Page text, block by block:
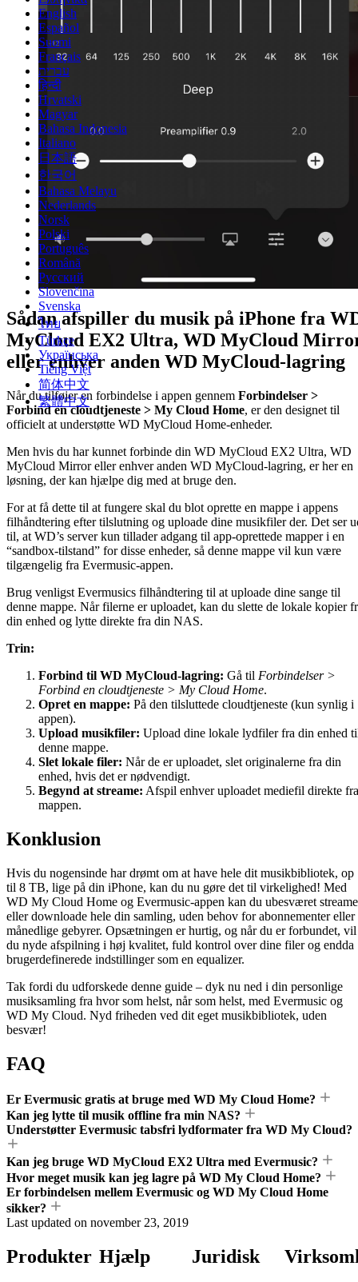
English
Español
Suomi
Français
עברית
हिन्दी
Hrvatski
Magyar
Bahasa Indonesia
Italiano
日本語
한국어
Bahasa Melayu
Nederlands
Norsk
Polski
Português
Română
Русский
Slovenčina
Svenska
ไทย
Türkçe
Українська
Tiếng Việt
简体中文
繁體中文
Sådan afspiller du musik på iPhone fra
MyCloud EX2 Ultra, WD MyCloud
eller enhver anden WD MyCloud-lagring
Når du tilføjer en forbindelse i appen gennem Forbindelser >
Forbind en cloudtjeneste > My Cloud Home, er den designet til
officielt at understøtte WD MyCloud Home-enheder.
Men hvis du har kunnet forbinde din WD MyCloud EX2 Ultra, WD
MyCloud Mirror eller enhver anden WD MyCloud-lagring, er her en
løsning, der kan hjælpe dig med at bruge den.
For at få dette til at fungere skal du blot oprette en mappe i appens
filhåndtering efter tilslutning og uploade dine musikfiler der. Det ser
til, at WD’s server kun tillader adgang til app-oprettede mapper i en
“sandbox-tilstand” for disse enheder, så denne mappe vil kun være
tilgængelig fra Evermusic-appen.
Brug venligst Evermusics filhåndtering til at uploade dine sange til
denne mappe. Når filerne er uploadet, kan du slette de lokale kopier
din enhed og lytte direkte fra din NAS.
Trin:
Forbind til WD MyCloud-lagring: Gå til Forbindelser >
Forbind en cloudtjeneste > My Cloud Home.
Opret en mappe: På den tilsluttede cloudtjeneste (kun synlig i
appen).
Upload musikfiler: Upload dine lokale lydfiler fra din enhed
denne mappe.
Slet lokale filer: Når de er uploadet, slet originalerne fra din
enhed, hvis det er nødvendigt.
Begynd at streame: Afspil enhver uploadet mediefil direkte fra
mappen.
Konklusion
Hvis du nogensinde har drømt om at have hele dit musikbibliotek, op
til 8 TB, lige på din iPhone, kan du nu gøre det til virkelighed! Med
WD My Cloud Home og Evermusic-appen kan du ubesværet streame
eller downloade hele din samling, uden behov for abonnementer eller
månedlige gebyrer. Opsætningen er hurtig, og når du er forbundet, vil
du nyde afspilning i høj kvalitet, fuld kontrol over dine filer og endda
brugerdefinerede indstillinger som en equalizer.
Tak fordi du udforskede denne guide – dyk nu ned i din personlige
musiksamling fra hvor som helst, når som helst, med Evermusic og
WD My Cloud. Nyd friheden ved dit eget musikbibliotek, uden
besvær!
FAQ
Er Evermusic gratis at bruge med WD My Cloud Home?
Kan jeg lytte til musik offline fra min NAS?
Understøtter Evermusic tabsfri lydformater fra WD My Cloud?
Kan jeg bruge WD MyCloud EX2 Ultra med Evermusic?
Hvor meget musik kan jeg lagre på WD My Cloud Home?
Er forbindelsen mellem Evermusic og WD My Cloud Home
sikker?
Last updated on november 23, 2019
Produkter Hjælp Juridisk